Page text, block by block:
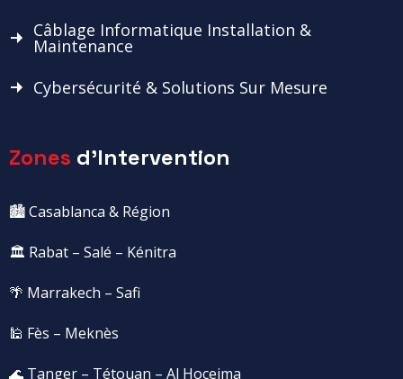
Câblage Informatique Installation &
Maintenance
Cybersécurité & Solutions Sur Mesure
Zones d'Intervention
🏙️ Casablanca & Région
🏛️ Rabat – Salé – Kénitra
🌴 Marrakech – Safi
🕌 Fès – Meknès
🌊 Tanger – Tétouan – Al Hoceima